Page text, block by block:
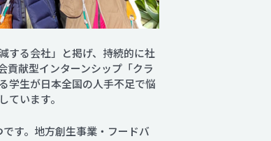
する会社」と掲げ、持続的に社
献型インターンシップ「クラ
学生が日本全国の人手不足で悩
います。
す。地方創生事業・フードバ